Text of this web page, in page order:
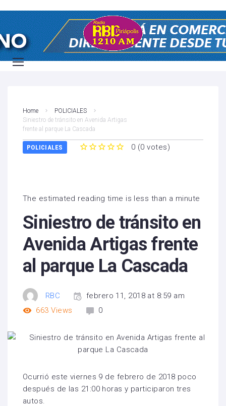
Home
POLICIALES
Siniestro de tránsito en Avenida Artigas
frente al parque La Cascada
POLICIALES 0 (0 votes)
The estimated reading time is less than a minute
Siniestro de tránsito en
Avenida Artigas frente
al parque La Cascada
RBC
febrero 11, 2018 at 8:59 am
663 Views 0
Ocurrió este viernes 9 de febrero de 2018 poco
después de las 21:00 horas y participaron tres
autos.